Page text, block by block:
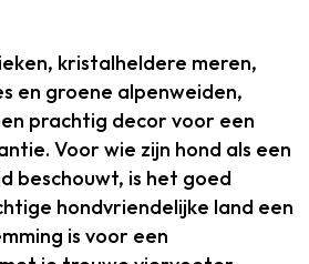
kristalheldere meren,
en groene alpenweiden,
prachtig decor voor een
Voor wie zijn hond als een
beschouwt, is het goed
hondvriendelijke land een
is voor een